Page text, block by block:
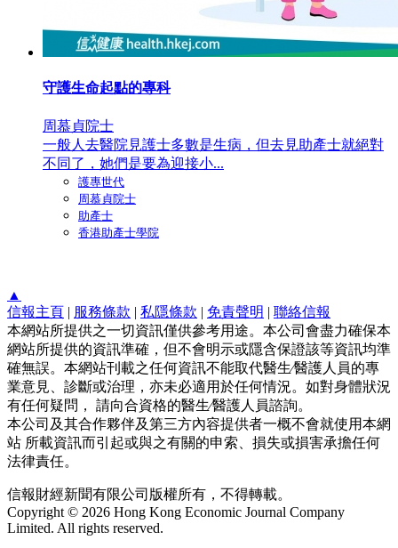
守護生命起點的專科
周慕貞院士
一般人去醫院見護士多數是生病，但去見助產士就絕對
不同了，她們是要為迎接小...
護專世代
周慕貞院士
助產士
香港助產士學院
▲
信報主頁 | 服務條款 | 私隱條款 | 免責聲明 | 聯絡信報
本網站所提供之一切資訊僅供參考用途。本公司會盡力確保本
網站所提供的資訊準確，但不會明示或隱含保證該等資訊均準
確無誤。本網站刊載之任何資訊不能取代醫生∕醫護人員的專
業意見、診斷或治理，亦未必適用於任何情況。如對身體狀況
有任何疑問， 請向合資格的醫生∕醫護人員諮詢。
本公司及其合作夥伴及第三方內容提供者一概不會就使用本網
站 所載資訊而引起或與之有關的申索、損失或損害承擔任何
法律責任。
信報財經新聞有限公司版權所有，不得轉載。
Copyright © 2026 Hong Kong Economic Journal Company
Limited. All rights reserved.